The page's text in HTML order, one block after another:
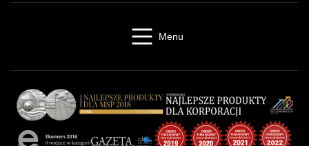
Menu
Baza wiedzyKontaktKalkulator odsetekMiastaPartnerzyFAQRegulaminOWU